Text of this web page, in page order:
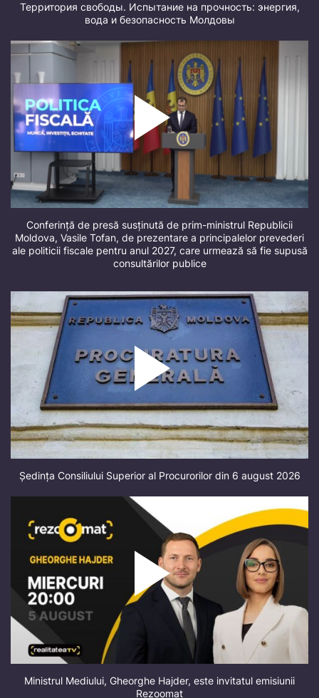
Территория свободы. Испытание на прочность: энергия,
вода и безопасность Молдовы
Conferință de presă susținută de prim-ministrul Republicii
Moldova, Vasile Tofan, de prezentare a principalelor prevederi
ale politicii fiscale pentru anul 2027, care urmează să fie supusă
consultărilor publice
Ședința Consiliului Superior al Procurorilor din 6 august 2026
Ministrul Mediului, Gheorghe Hajder, este invitatul emisiunii
Rezoomat